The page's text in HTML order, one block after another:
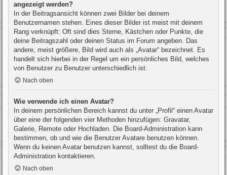
angezeigt werden?
In der Beitragsansicht können zwei Bilder bei deinem
Benutzernamen stehen. Eines dieser Bilder ist meist mit deinem
Rang verknüpft: Oft sind dies Sterne, Kästchen oder Punkte, die
deine Beitragszahl oder deinen Status im Forum angeben. Das
andere, meist größere, Bild wird auch als „Avatar“ bezeichnet. Es
handelt sich hierbei in der Regel um ein persönliches Bild, welches
von Benutzer zu Benutzer unterschiedlich ist.
Nach oben
Wie verwende ich einen Avatar?
In deinem persönlichen Bereich kannst du unter „Profil“ einen Avatar
über eine der folgenden vier Methoden hinzufügen: Gravatar,
Galerie, Remote oder Hochladen. Die Board-Administration kann
bestimmen, ob und wie die Benutzer Avatare benutzen können.
Wenn du keinen Avatar benutzen kannst, solltest du die Board-
Administration kontaktieren.
Nach oben